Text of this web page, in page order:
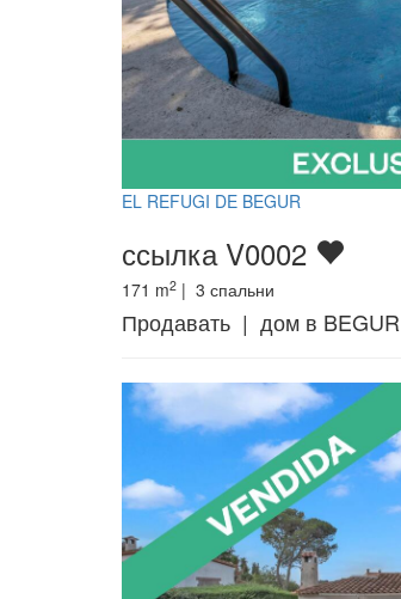
EL REFUGI DE BEGUR
ссылка V0002
171 m2 | 3 спальни
Продавать | дом в BEGUR